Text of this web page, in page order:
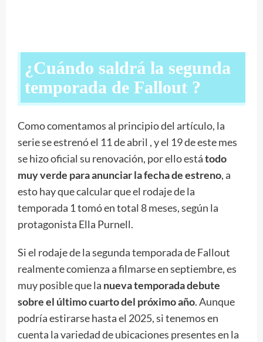
¿Cuándo saldrá la segunda
temporada de Fallout ?
Como comentamos al principio del artículo, la
serie se estrenó el 11 de abril , y el 19 de este mes
se hizo oficial su renovación, por ello estátodo
muy verde para anunciar la fecha de estreno, a
esto hay que calcular que el rodaje de la
temporada 1 tomó en total 8 meses, según la
protagonista Ella Purnell.
Si el rodaje de la segunda temporada de Fallout
realmente comienza a filmarse en septiembre, es
muy posible que la nueva temporada debute
sobre el último cuarto del próximo año. Aunque
podría estirarse hasta el 2025, si tenemos en
cuenta la variedad de ubicaciones presentes en la